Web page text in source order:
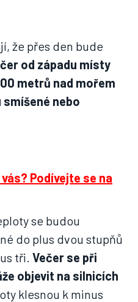
že přes den bude
od západu místy
metrů nad mořem
nebo
Podívejte se na
se budou
do plus dvou stupňů
tři. Večer se při
objevit na silnicích
klesnou k minus